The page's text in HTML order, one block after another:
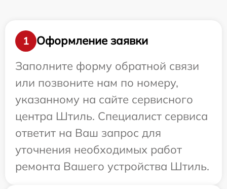
1
Оформление заявки
Заполните форму обратной связи
или позвоните нам по номеру,
указанному на сайте сервисного
центра Штиль. Специалист сервиса
ответит на Ваш запрос для
уточнения необходимых работ
ремонта Вашего устройства Штиль.